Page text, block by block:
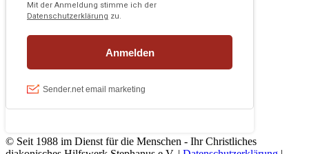
© Seit 1988 im Dienst für die Menschen - Ihr Christliches